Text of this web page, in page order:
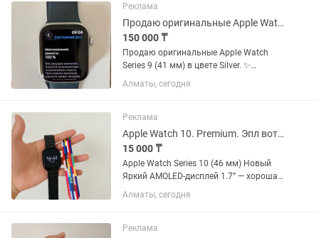
хорошее
Реклама
Продаю оригинальные Apple Watch Series 9 (41 мм) в цвете Silver
150 000 ₸
Продаю оригинальные Apple Watch
Series 9 (41 мм) в цвете Silver. ✨
Состояние — как новые. Пользовались
очень бережно. ✅ Оригинал (куплены в
100% ✅ Без царапин и...
Алматы, сегодня
Реклама
Apple Watch 10. Premium. Эпл вотч 10
15 000 ₸
Apple Watch Series 10 (46 мм) Новый
Яркий AMOLED-дисплей 1.7” — хорошая
яркость, видно даже на солнце. •
Подключение и синхронизация со
современные циферблаты •...
Алматы, сегодня
Реклама